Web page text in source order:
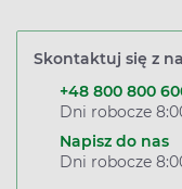
Skontaktuj się z
+48 800 800
Dni robocze
Napisz do nas
Dni robocze